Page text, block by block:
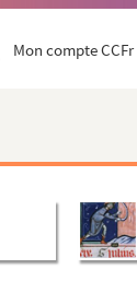
Mon compte CCFr